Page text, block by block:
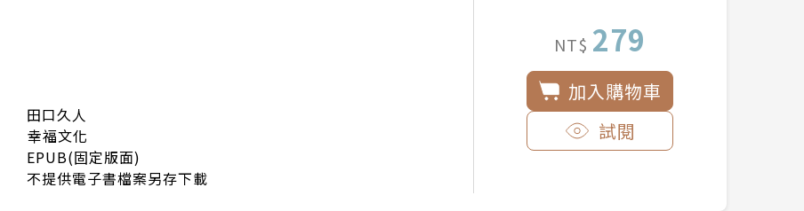
田口久人
幸福文化
EPUB(固定版面)
不提供電子書檔案另存下載
NT$ 279
加入購物車
試閱